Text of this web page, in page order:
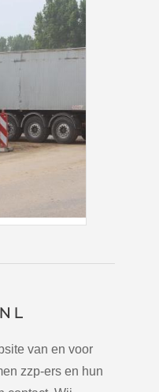
van en voor
zzp-ers en hun